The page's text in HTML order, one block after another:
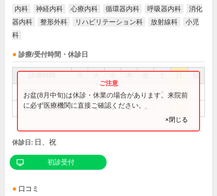
内科 神経内科 心療内科 循環器内科 呼吸器内科
消化
器内科
整形外科 リハビリテーション科 放射線科
小児
科
診療/受付時間・休診日
祝
9:00～13:00
9:00～18:00 ● ● ● ●
お盆(8月中旬)は休診・休業の場合があります。来院前
に必ず医療機関に直接ご確認ください。
×閉じる
休診日: 日、祝
初診受付
口コミ